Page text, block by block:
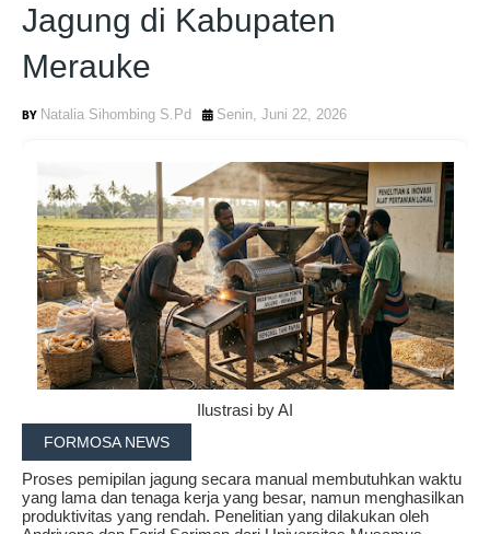
Jagung di Kabupaten
Merauke
Natalia Sihombing S.Pd Senin, Juni 22, 2026
Ilustrasi by AI
FORMOSA NEWS
Proses pemipilan jagung secara manual membutuhkan waktu
yang lama dan tenaga kerja yang besar, namun menghasilkan
produktivitas yang rendah. Penelitian yang dilakukan oleh